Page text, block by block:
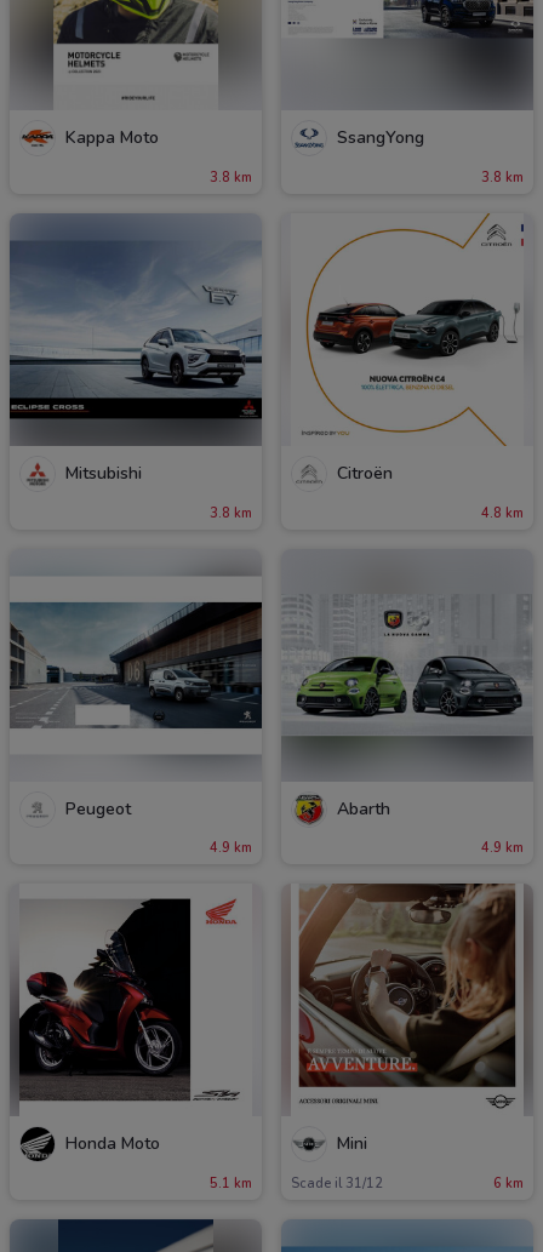
Kappa Moto
3.8 km
SsangYong
3.8 km
Mitsubishi
3.8 km
Citroën
4.8 km
Peugeot
4.9 km
Abarth
4.9 km
Honda Moto
5.1 km
Mini
Scade il 31/12 6 km